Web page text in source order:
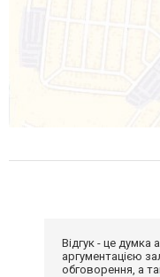
Відгук - це
аргументацією
обговорення, а